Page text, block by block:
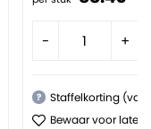
- +
?
Staffelkorting
Bewaar voor later